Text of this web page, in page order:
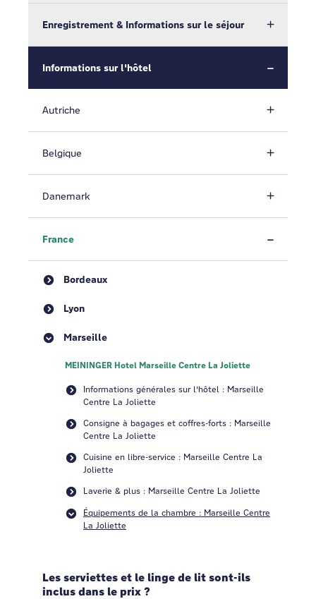
Enregistrement & Informations sur le séjour
Informations sur l'hôtel
Autriche
Belgique
Danemark
France
Bordeaux
Lyon
Marseille
MEININGER Hotel Marseille Centre La Joliette
Informations générales sur l'hôtel : Marseille
Centre La Joliette
Consigne à bagages et coffres-forts : Marseille
Centre La Joliette
Cuisine en libre-service : Marseille Centre La
Joliette
Laverie & plus : Marseille Centre La Joliette
Équipements de la chambre : Marseille Centre
La Joliette
Les serviettes et le linge de lit sont-ils
inclus dans le prix ?